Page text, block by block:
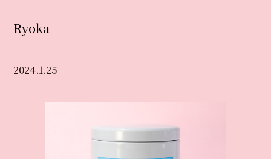
Ryoka
2024.1.25